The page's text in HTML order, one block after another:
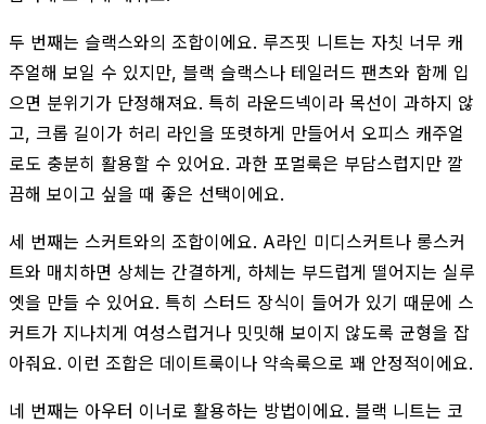
두 번째는 슬랙스와의 조합이에요. 루즈핏 니트는 자칫 너무 캐
주얼해 보일 수 있지만, 블랙 슬랙스나 테일러드 팬츠와 함께 입
으면 분위기가 단정해져요. 특히 라운드넥이라 목선이 과하지 않
고, 크롭 길이가 허리 라인을 또렷하게 만들어서 오피스 캐주얼
로도 충분히 활용할 수 있어요. 과한 포멀룩은 부담스럽지만 깔
끔해 보이고 싶을 때 좋은 선택이에요.
세 번째는 스커트와의 조합이에요. A라인 미디스커트나 롱스커
트와 매치하면 상체는 간결하게, 하체는 부드럽게 떨어지는 실루
엣을 만들 수 있어요. 특히 스터드 장식이 들어가 있기 때문에 스
커트가 지나치게 여성스럽거나 밋밋해 보이지 않도록 균형을 잡
아줘요. 이런 조합은 데이트룩이나 약속룩으로 꽤 안정적이에요.
네 번째는 아우터 이너로 활용하는 방법이에요. 블랙 니트는 코